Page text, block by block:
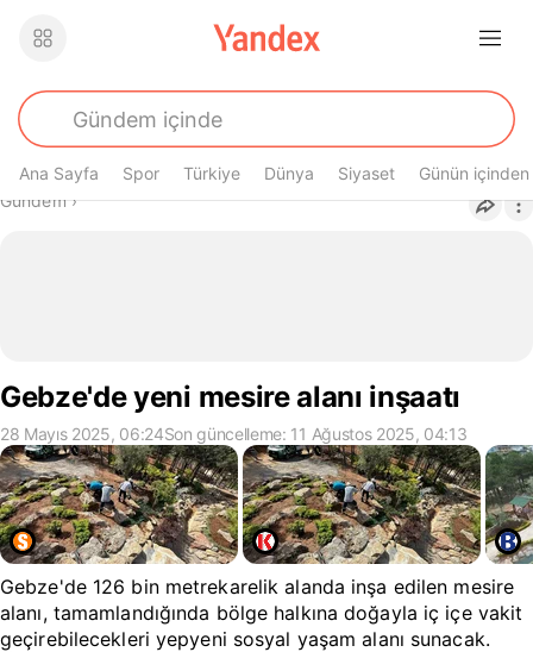
Ana Sayfa Spor Türkiye Dünya Siyaset Günün içinden
Buradasın
Gündem›
Gebze'de yeni mesire alanı inşaatı
28 Mayıs 2025, 06:24Son güncelleme: 11 Ağustos 2025, 04:13
Gebze'de 126 bin metrekarelik alanda inşa edilen mesire
alanı, tamamlandığında bölge halkına doğayla iç içe vakit
geçirebilecekleri yepyeni sosyal yaşam alanı sunacak.